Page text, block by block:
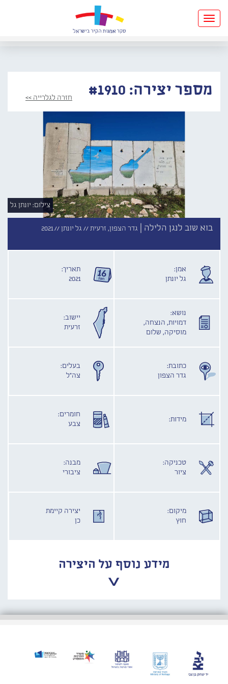
Toggle
navigation
מספר יצירה: #1910 חזרה לגלרייה >>
צילום: יונתן גל
בוא שוב לנגן הלילה | גדר הצפון, זרעית // גל יונתן //2021
אמן:
גל יונתן
תאריך:
2021
נושא:
דמויות, הנצחה,
מוסיקה, שלום
יישוב:
זרעית
כתובת:
גדר הצפון
בעלים:
צה"ל
מידות:
חומרים:
צבע
טכניקה:
ציור
מבנה:
ציבורי
מיקום:
חוץ
יצירה קיימת
כן
מידע נוסף על היצירה